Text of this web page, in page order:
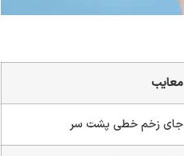
معایب
جای زخم خطی پشت سر